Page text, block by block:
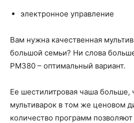
электронное управление
Вам нужна качественная
большой семьи? Ни слова
PM380 – оптимальный вариант.
Ее шестилитровая чаша больше,
мультиварок в том же ценовом
количество программ